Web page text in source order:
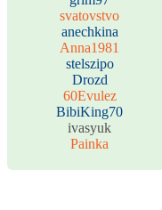
svatovstvo
anechkina
Anna1981
stelszipo
Drozd
60Evulez
BibiKing70
ivasyuk
Painka